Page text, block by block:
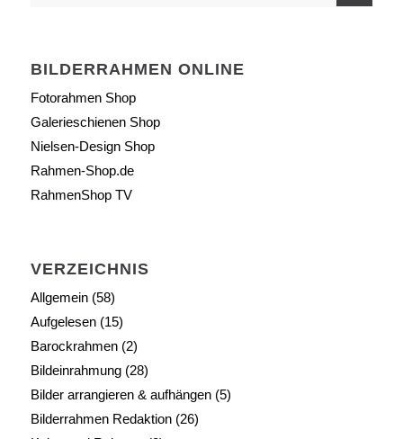
BILDERRAHMEN ONLINE
Fotorahmen Shop
Galerieschienen Shop
Nielsen-Design Shop
Rahmen-Shop.de
RahmenShop TV
VERZEICHNIS
Allgemein(58)
Aufgelesen(15)
Barockrahmen(2)
Bildeinrahmung(28)
Bilder arrangieren & aufhängen(5)
Bilderrahmen Redaktion(26)